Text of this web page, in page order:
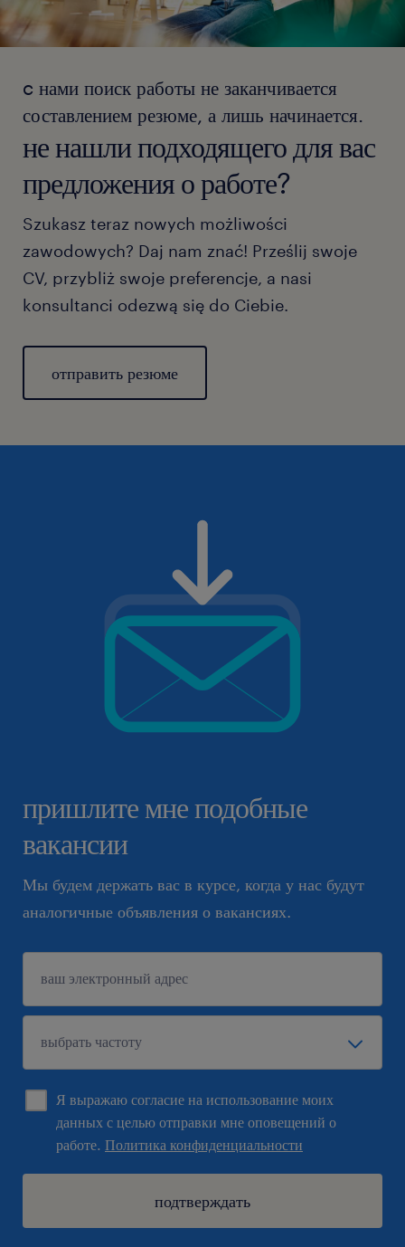
c нами поиск работы не заканчивается
составлением резюме, а лишь начинается.
не нашли подходящего для вас
предложения о работе?
Szukasz teraz nowych możliwości
zawodowych? Daj nam znać! Prześlij swoje
CV, przybliż swoje preferencje, a nasi
konsultanci odezwą się do Ciebie.
отправить резюме
пришлите мне подобные
вакансии
Мы будем держать вас в курсе, когда у нас будут
аналогичные объявления о вакансиях.
Я выражаю согласие на использование моих
данных с целью отправки мне оповещений о
работе. Политика конфиденциальности
подтверждать